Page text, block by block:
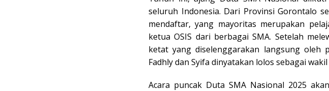
seluruh Indonesia. Dari Provinsi Gorontalo
mendaftar, yang mayoritas merupakan
ketua OSIS dari berbagai SMA. Setelah
ketat yang diselenggarakan langsung oleh
Fadhly dan Syifa dinyatakan lolos sebagai
Acara puncak Duta SMA Nasional 2025